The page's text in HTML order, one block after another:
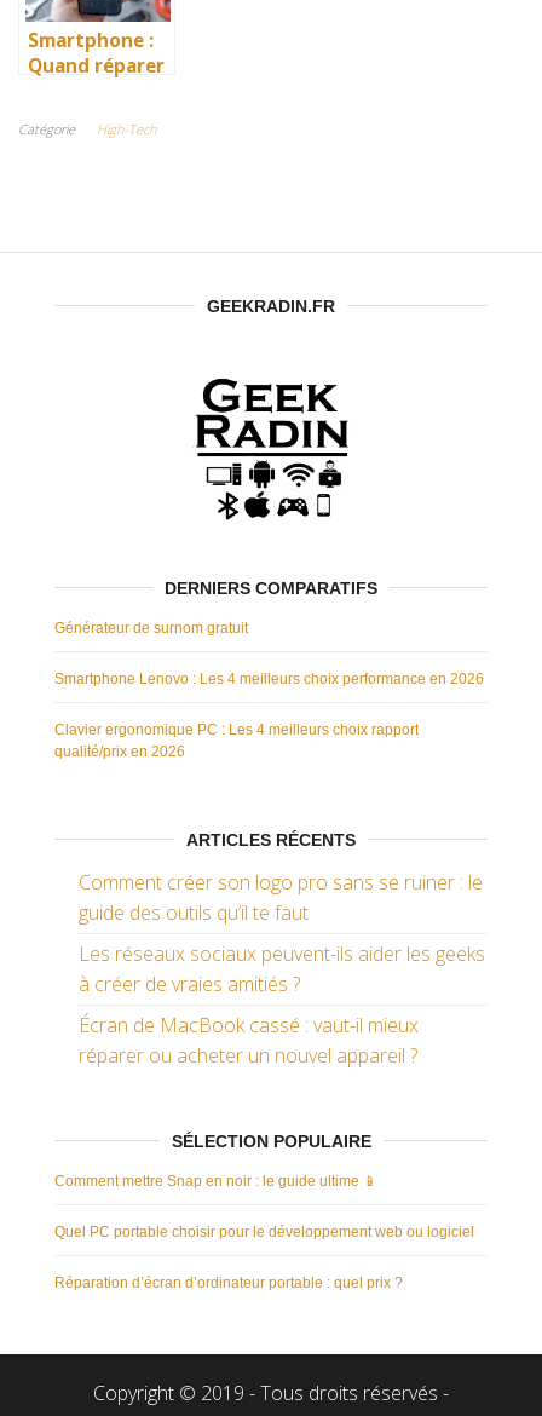
Smartphone :
Quand réparer
Catégorie High-Tech
GEEKRADIN.FR
DERNIERS COMPARATIFS
Générateur de surnom gratuit
Smartphone Lenovo : Les 4 meilleurs choix performance en 2026
Clavier ergonomique PC : Les 4 meilleurs choix rapport
qualité/prix en 2026
ARTICLES RÉCENTS
Comment créer son logo pro sans se ruiner : le
guide des outils qu’il te faut
Les réseaux sociaux peuvent-ils aider les geeks
à créer de vraies amitiés ?
Écran de MacBook cassé : vaut-il mieux
réparer ou acheter un nouvel appareil ?
SÉLECTION POPULAIRE
Comment mettre Snap en noir : le guide ultime 📱
Quel PC portable choisir pour le développement web ou logiciel
Réparation d’écran d’ordinateur portable : quel prix ?
Copyright © 2019 - Tous droits réservés -